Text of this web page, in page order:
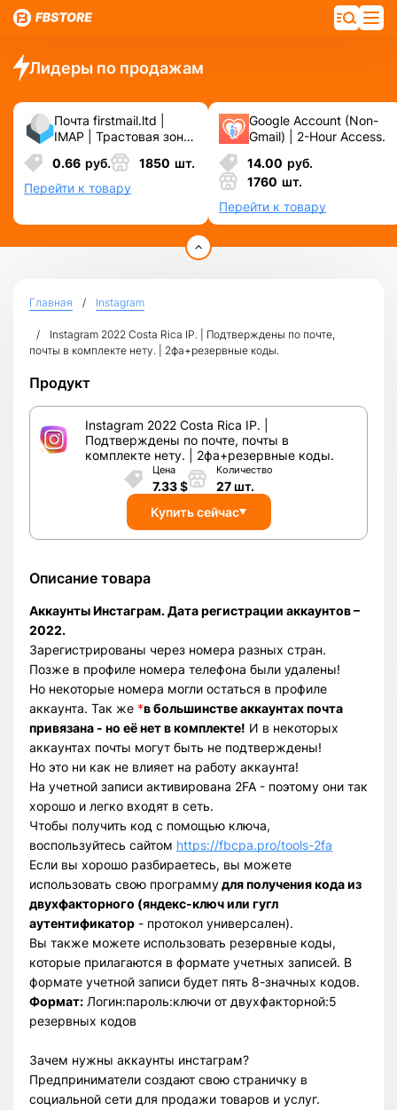
Лидеры по продажам
Почта firstmail.ltd |
IMAP | Трастовая зона
.COM ❗️ Новые, Чистые
❗️ С реальными
логинами | ☑️
Специально для ФБ/
0.66 руб. 1850 шт.
Перейти к товару
Google Account (Non-
Gmail) | 2-Hour Access.
14.00 руб.
1760 шт.
Перейти к товару
Главная Instagram
Instagram 2022 Costa Rica IP. | Подтверждены по почте,
почты в комплекте нету. | 2фа+резервные коды.
Продукт
Instagram 2022 Costa Rica IP. |
Подтверждены по почте, почты в
комплекте нету. | 2фа+резервные коды.
Цена
7.33$
Количество
27 шт.
Купить сейчас
Описание товара
Аккаунты Инстаграм. Дата регистрации аккаунтов –
2022.
Зарегистрированы через номера разных стран.
Позже в профиле номера телефона были удалены!
Но некоторые номера могли остаться в профиле
аккаунта. Так же *в большинстве аккаунтах почта
привязана - но её нет в комплекте! И в некоторых
аккаунтах почты могут быть не подтверждены!
Но это ни как не влияет на работу аккаунта!
На учетной записи активирована 2FA - поэтому они так
хорошо и легко входят в сеть.
Чтобы получить код с помощью ключа,
воспользуйтесь сайтом https://fbcpa.pro/tools-2fa
Если вы хорошо разбираетесь, вы можете
использовать свою программудля получения кода из
двухфакторного (яндекс-ключ или гугл
аутентификатор - протокол универсален).
Вы также можете использовать резервные коды,
которые прилагаются в формате учетных записей. В
формате учетной записи будет пять 8-значных кодов.
Формат: Логин:пароль:ключи от двухфакторной:5
резервных кодов
Зачем нужны аккаунты инстаграм?
Предприниматели создают свою страничку в
социальной сети для продажи товаров и услуг.